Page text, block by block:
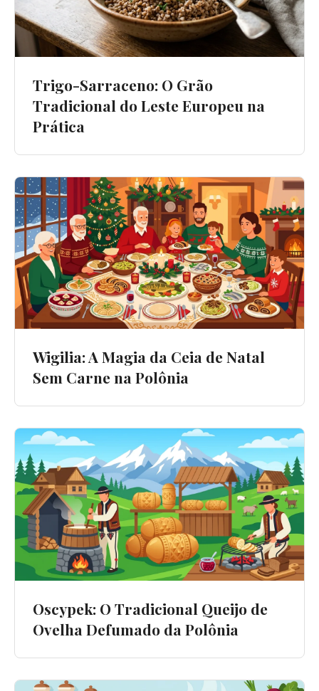
Trigo-Sarraceno: O Grão
Tradicional do Leste Europeu na
Prática
Wigilia: A Magia da Ceia de Natal
Sem Carne na Polônia
Oscypek: O Tradicional Queijo de
Ovelha Defumado da Polônia